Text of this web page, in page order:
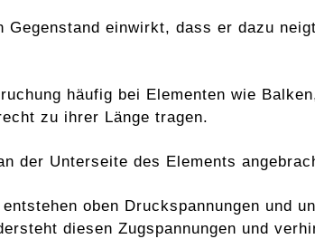
Gegenstand einwirkt, dass er dazu
häufig bei Elementen wie
zu ihrer Länge tragen.
der Unterseite des Elements
oben Druckspannungen und
diesen Zugspannungen und